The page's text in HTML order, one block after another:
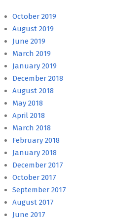
October 2019
August 2019
June 2019
March 2019
January 2019
December 2018
August 2018
May 2018
April 2018
March 2018
February 2018
January 2018
December 2017
October 2017
September 2017
August 2017
June 2017